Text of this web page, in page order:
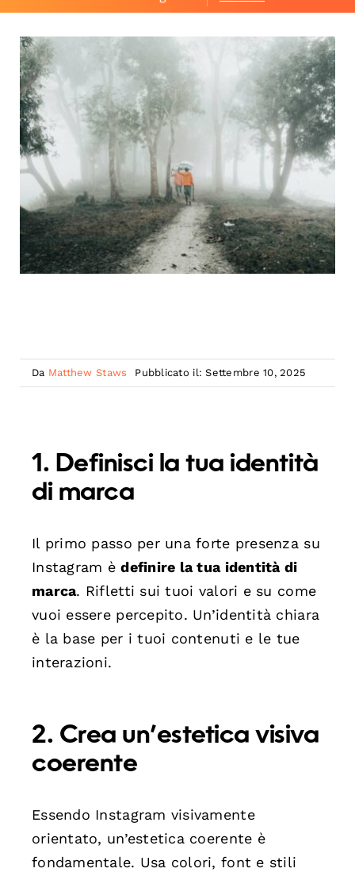
Da Matthew Staws Pubblicato il: Settembre 10, 2025
1. Definisci la tua identità
di marca
Il primo passo per una forte presenza su
Instagram èdefinire la tua identità di
marca. Rifletti sui tuoi valori e su come
vuoi essere percepito. Un’identità chiara
è la base per i tuoi contenuti e le tue
interazioni.
2. Crea un’estetica visiva
coerente
Essendo Instagram visivamente
orientato, un’estetica coerente è
fondamentale. Usa colori, font e stili